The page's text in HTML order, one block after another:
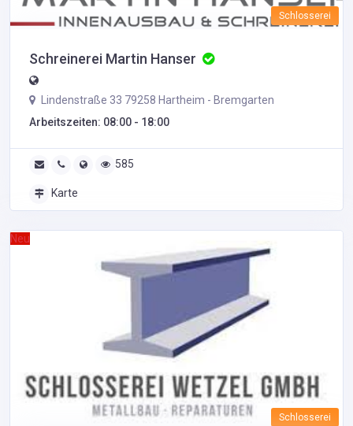
Schlosserei
Schreinerei Martin Hanser
Lindenstraße 33 79258 Hartheim - Bremgarten
Arbeitszeiten: 08:00 - 18:00
585
Karte
Neu
Schlosserei